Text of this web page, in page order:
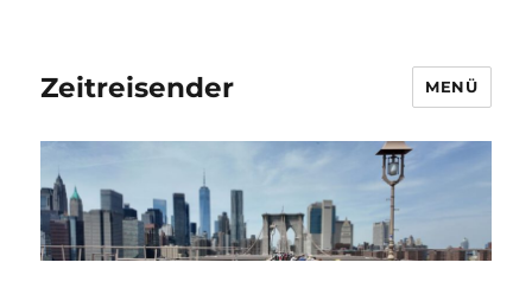
Zeitreisender MENÜ